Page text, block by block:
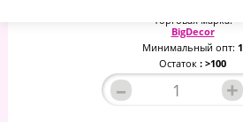
Торговая марка:
BigDecor
Минимальный опт: 1
Остаток : >100
– +